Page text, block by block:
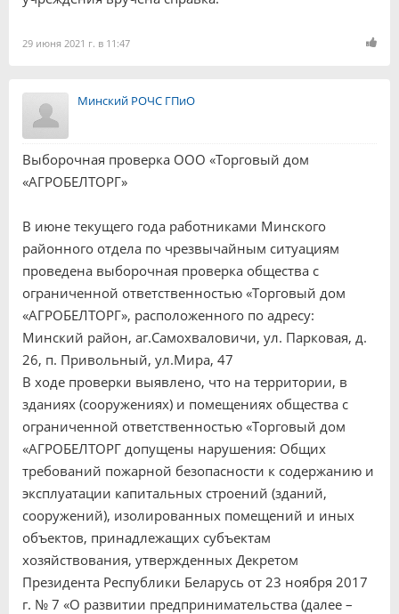
29 июня 2021 г. в 11:47
Минский РОЧС ГПиО
Выборочная проверка ООО «Торговый дом
«АГРОБЕЛТОРГ»
В июне текущего года работниками Минского
районного отдела по чрезвычайным ситуациям
проведена выборочная проверка общества с
ограниченной ответственностью «Торговый дом
«АГРОБЕЛТОРГ», расположенного по адресу:
Минский район, аг.Самохваловичи, ул. Парковая, д.
26, п. Привольный, ул.Мира, 47
В ходе проверки выявлено, что на территории, в
зданиях (сооружениях) и помещениях общества с
ограниченной ответственностью «Торговый дом
«АГРОБЕЛТОРГ допущены нарушения: Общих
требований пожарной безопасности к содержанию и
эксплуатации капитальных строений (зданий,
сооружений), изолированных помещений и иных
объектов, принадлежащих субъектам
хозяйствования, утвержденных Декретом
Президента Республики Беларусь от 23 ноября 2017
г. № 7 «О развитии предпринимательства (далее –